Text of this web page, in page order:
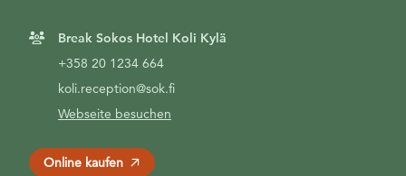
Break Sokos Hotel Koli Kylä
+358 20 1234 664
koli.reception@sok.fi
Webseite besuchen
Online kaufen